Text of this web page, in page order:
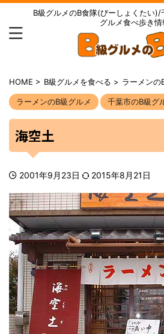
B級グルメのB食隊(びーしょくたい)/
グルメ食べ歩き情
HOME > B級グルメを食べる > ラーメンの
ラーメンのB級グルメ 千葉市のB級グ
海空土
2001年9月23日 2015年8月21日